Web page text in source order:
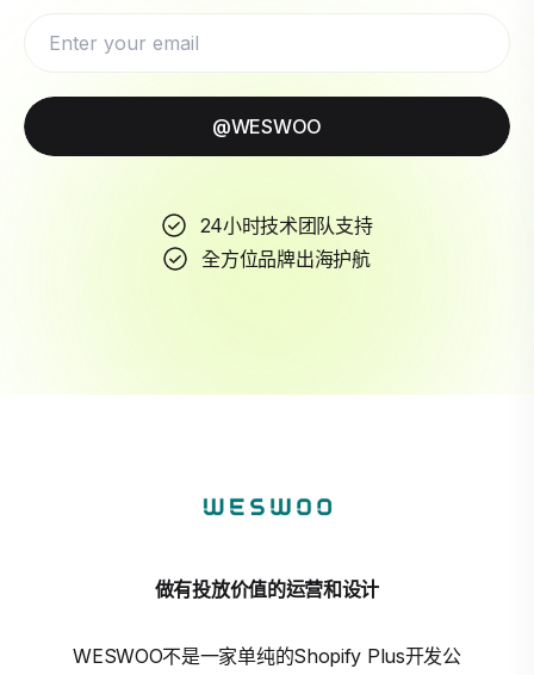
@WESWOO
24小时技术团队支持
全方位品牌出海护航
做有投放价值的运营和设计
WESWOO不是一家单纯的Shopify Plus开发公